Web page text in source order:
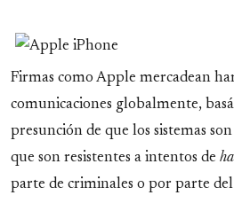
Firmas como Apple mercadean
comunicaciones globalmente,
presunción de que los sistemas
que son resistentes a intentos de
parte de criminales o por parte